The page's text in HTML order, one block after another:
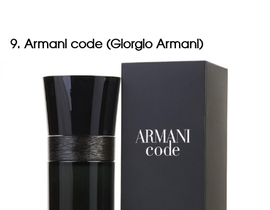
9. Armani code (Giorgio Armani)